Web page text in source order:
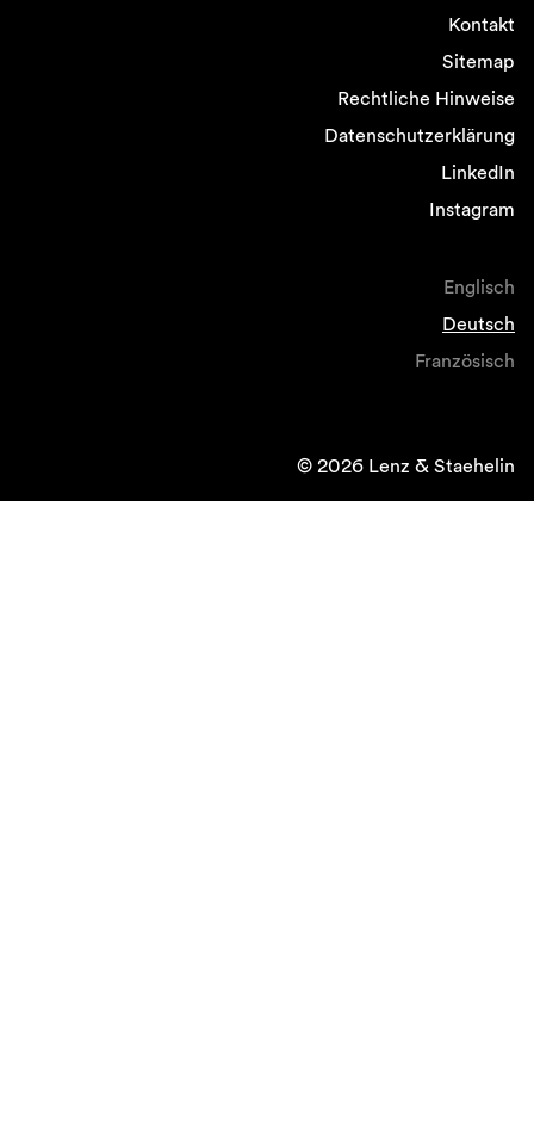
Kontakt
Sitemap
Rechtliche Hinweise
Datenschutzerklärung
LinkedIn
Instagram
Englisch
Deutsch
Französisch
© 2026 Lenz & Staehelin